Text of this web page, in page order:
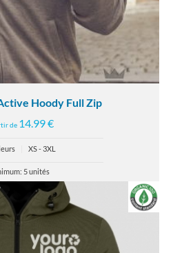
Hoody Full Zip
de 14.99 €
XS - 3XL
5 unités